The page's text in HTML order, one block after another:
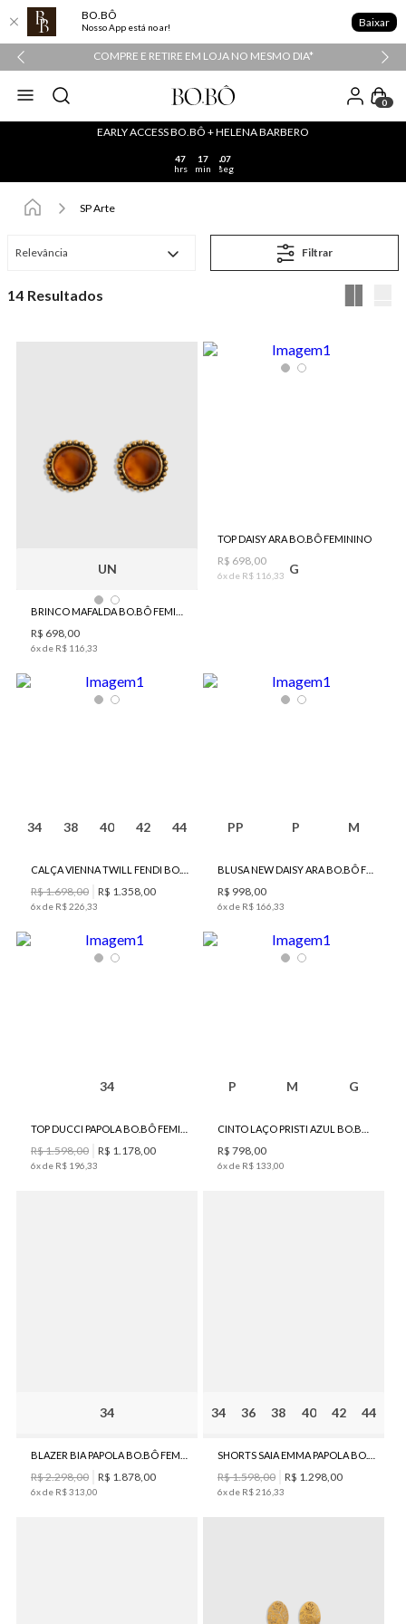
BO.BÔ
Nosso App está no ar! Baixar
COMPRE E RETIRE EM LOJA NO MESMO DIA*
0
EARLY ACCESS BO.BÔ + HELENA BARBERO
47
hrs
17
min
06
seg
SP Arte
Relevância Filtrar
14
UN
R$ 698 00
6x de R$ 116 33
G
TOP DAISY ARA BO.BÔ FEMININO
R$ 698 00
6x de R$ 116 33
34 38 40 42 44
R$1.698,00 R$ 1.358,00
6x de R$226 33
PP P M
R$ 998,00
6x de R$ 166 33
34
R$1.598,00 R$ 1 178 00
6x de R$ 196 33
P M G
R$ 798 00
6x de R$ 133 00
34
R$2.298,00 R$ 1.878,00
6x de R$313,00
34 36 38 40 42 44
R$1.598,00 R$ 1.298,00
6x de R$216,33